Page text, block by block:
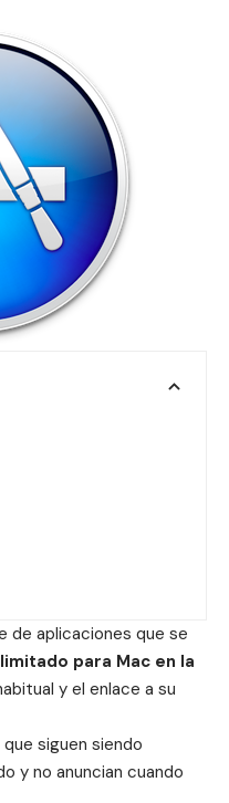
de aplicaciones que se
para Mac en la
y el enlace a su
siguen siendo
y no anuncian cuando